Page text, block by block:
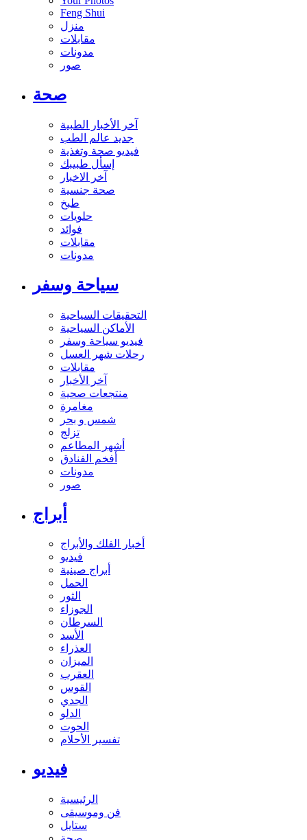
Feng Shui
منزل
مقابلات
مدونات
صور
صحة
آخر الأخبار الطبية
جديد عالم الطب
فيديو صحة وتغذية
إسأل طبيبك
آخر الاخبار
صحة جنسية
طبخ
حلويات
فوائد
مقابلات
مدونات
سياحة وسفر
التحقيقات السياحية
الأماكن السياحية
فيديو سياحة وسفر
رحلات شهر العسل
مقابلات
آخر الأخبار
منتجعات صحية
مغامرة
شمس و بحر
تزلج
أشهر المطاعم
أفخم الفنادق
مدونات
صور
أبراج
أخبار الفلك والأبراج
فيديو
أبراج صينية
الحمل
الثور
الجوزاء
السرطان
الأسد
العذراء
الميزان
العقرب
القوس
الجدي
الدلو
الحوت
تفسير الأحلام
فيديو
الرئيسية
فن وموسيقى
ستايل